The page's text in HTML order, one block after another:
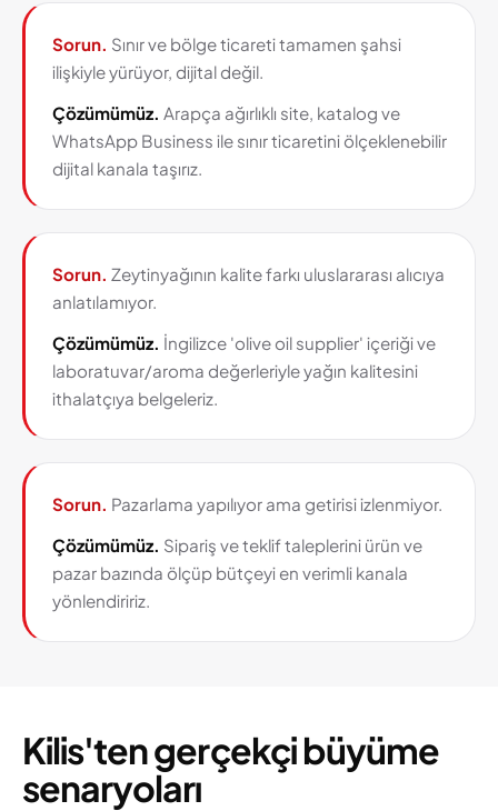
Sorun. Sınır ve bölge ticareti tamamen şahsi
ilişkiyle yürüyor, dijital değil.
Çözümümüz. Arapça ağırlıklı site, katalog ve
WhatsApp Business ile sınır ticaretini ölçeklenebilir
dijital kanala taşırız.
Sorun. Zeytinyağının kalite farkı uluslararası alıcıya
anlatılamıyor.
Çözümümüz. İngilizce 'olive oil supplier' içeriği ve
laboratuvar/aroma değerleriyle yağın kalitesini
ithalatçıya belgeleriz.
Sorun. Pazarlama yapılıyor ama getirisi izlenmiyor.
Çözümümüz. Sipariş ve teklif taleplerini ürün ve
pazar bazında ölçüp bütçeyi en verimli kanala
yönlendiririz.
Kilis'ten gerçekçi büyüme
senaryoları